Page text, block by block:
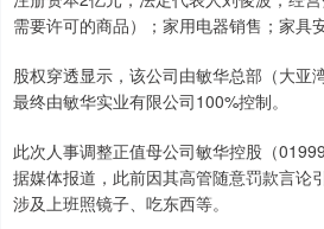
需要许可的商品）；家用电器销售；家具
股权穿透显示，该公司由敏华总部（大亚
最终由敏华实业有限公司100%控制。
此次人事调整正值母公司敏华控股（
据媒体报道，此前因其高管随意罚款言论
涉及上班照镜子、吃东西等。